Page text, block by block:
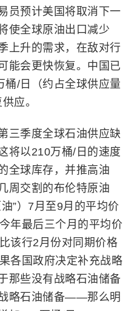
员预计美国将取消下一
使全球原油出口减少
上升的需求，在敌对行
能会更快恢复。中国已
桶/日（约占全球供应量
应。
三季度全球石油供应缺
将以210万桶/日的速度
全球库存，并推高油
周交割的布伦特原油
”）7月至9月的平均价
年最后三个月的平均价
该行2月份对同期价格
各国政府决定补充战略
些没有战略石油储备
略石油储备——那么明